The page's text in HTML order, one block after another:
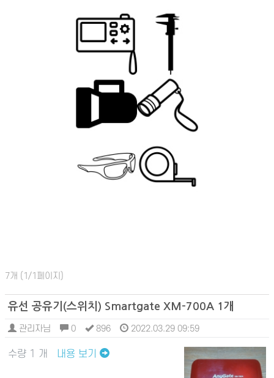
7개 (1/1페이지)
유선 공유기(스위치) Smartgate XM-700A 1개
관리자님 0 896 2022.03.29 09:59
수량 1 개 내용 보기